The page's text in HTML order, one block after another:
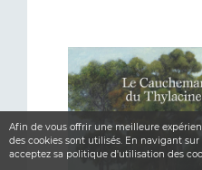
Afin de vous offrir une meilleure
des cookies sont utilisés. En navigant sur
acceptez sa politique d'utilisation des